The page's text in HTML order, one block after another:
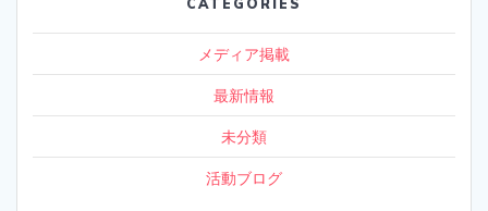
CATEGORIES
メディア掲載
最新情報
未分類
活動ブログ